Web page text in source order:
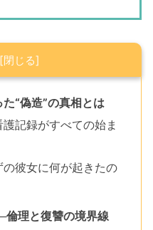
“偽造”の真相とは
記録がすべての始ま
の彼女に何が起きたの
倫理と復讐の境界線